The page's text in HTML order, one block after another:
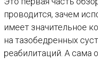
проводится, зачем
имеет значительное
на тазобедренных
реабилитаций. А сама